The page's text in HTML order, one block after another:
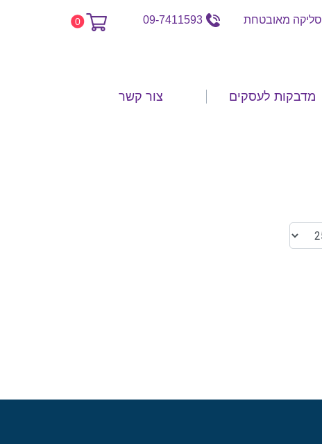
סליקה מאובטחת 09-7411593
0
מדבקות לעסקים צור קשר